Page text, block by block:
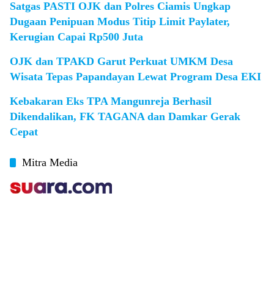
Satgas PASTI OJK dan Polres Ciamis Ungkap
Dugaan Penipuan Modus Titip Limit Paylater,
Kerugian Capai Rp500 Juta
OJK dan TPAKD Garut Perkuat UMKM Desa
Wisata Tepas Papandayan Lewat Program Desa EKI
Kebakaran Eks TPA Mangunreja Berhasil
Dikendalikan, FK TAGANA dan Damkar Gerak
Cepat
Mitra Media